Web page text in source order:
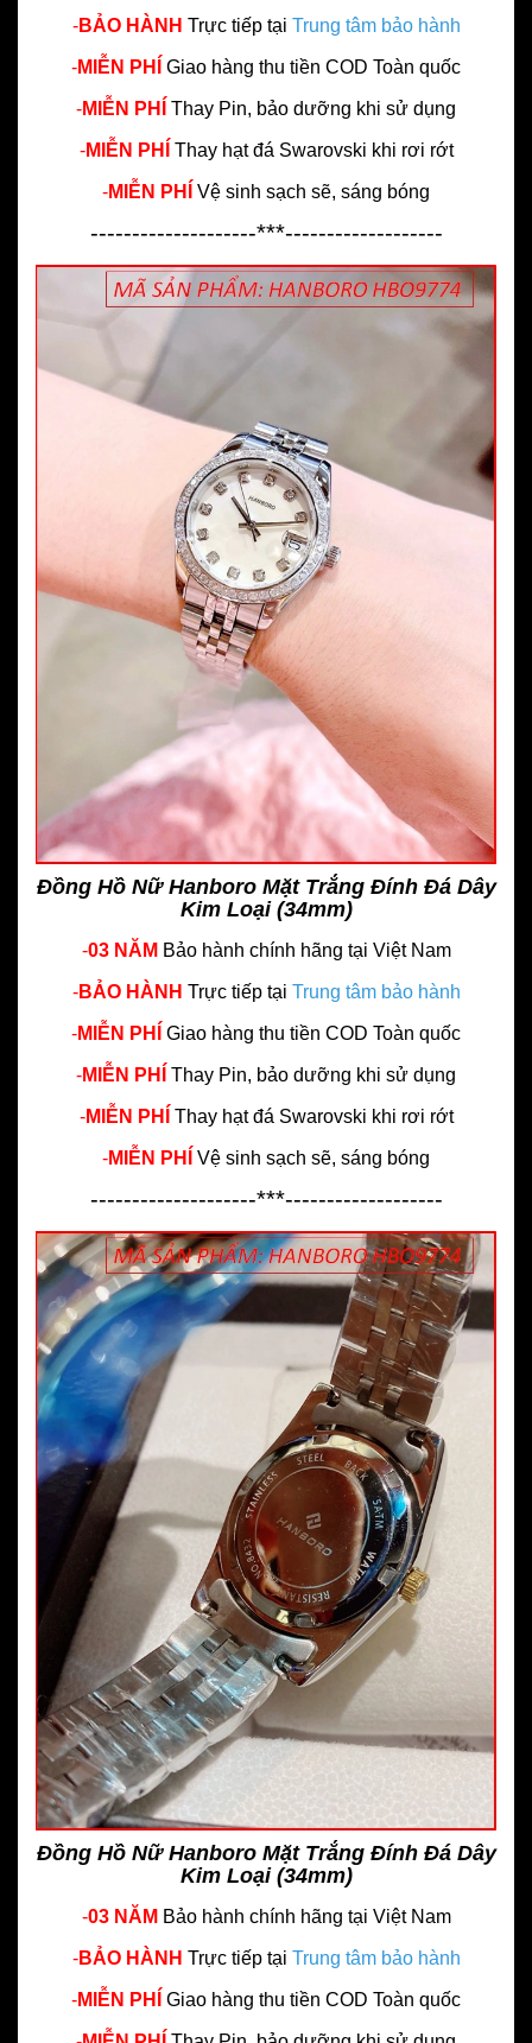
-BẢO HÀNH Trực tiếp tại Trung tâm bảo hành
-MIỄN PHÍ Giao hàng thu tiền COD Toàn quốc
-MIỄN PHÍ Thay Pin, bảo dưỡng khi sử dụng
-MIỄN PHÍ Thay hạt đá Swarovski khi rơi rớt
-MIỄN PHÍ Vệ sinh sạch sẽ, sáng bóng
--------------------***-------------------
Đồng Hồ Nữ Hanboro Mặt Trắng Đính Đá Dây
Kim Loại (34mm)
-03 NĂM Bảo hành chính hãng tại Việt Nam
-BẢO HÀNH Trực tiếp tại Trung tâm bảo hành
-MIỄN PHÍ Giao hàng thu tiền COD Toàn quốc
-MIỄN PHÍ Thay Pin, bảo dưỡng khi sử dụng
-MIỄN PHÍ Thay hạt đá Swarovski khi rơi rớt
-MIỄN PHÍ Vệ sinh sạch sẽ, sáng bóng
--------------------***-------------------
Đồng Hồ Nữ Hanboro Mặt Trắng Đính Đá Dây
Kim Loại (34mm)
-03 NĂM Bảo hành chính hãng tại Việt Nam
-BẢO HÀNH Trực tiếp tại Trung tâm bảo hành
-MIỄN PHÍ Giao hàng thu tiền COD Toàn quốc